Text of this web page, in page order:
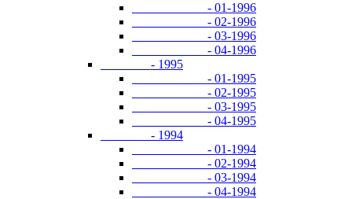
- 01-1996
- 02-1996
- 03-1996
- 04-1996
- 1995
- 01-1995
- 02-1995
- 03-1995
- 04-1995
- 1994
- 01-1994
- 02-1994
- 03-1994
- 04-1994